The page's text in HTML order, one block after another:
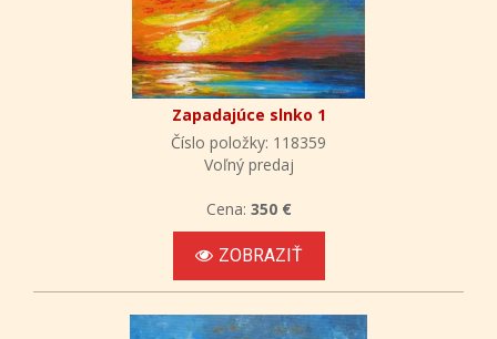
Zapadajúce slnko 1
Číslo položky: 118359
Voľný predaj
Cena: 350 €
ZOBRAZIŤ